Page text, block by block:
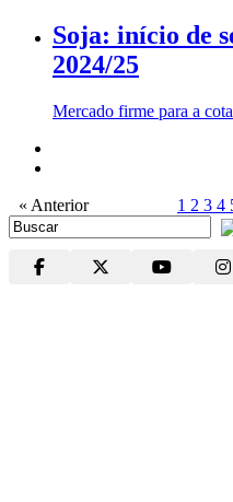
Soja: início de
2024/25
Mercado firme para a
« Anterior 1 2 3 4